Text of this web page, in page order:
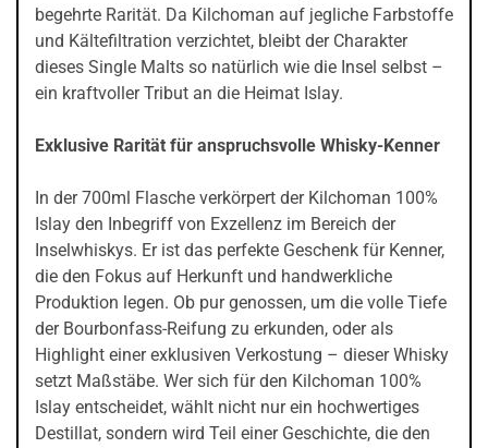
begehrte Rarität. Da Kilchoman auf jegliche Farbstoffe
und Kältefiltration verzichtet, bleibt der Charakter
dieses Single Malts so natürlich wie die Insel selbst –
ein kraftvoller Tribut an die Heimat Islay.
Exklusive Rarität für anspruchsvolle Whisky-Kenner
In der 700ml Flasche verkörpert der Kilchoman 100%
Islay den Inbegriff von Exzellenz im Bereich der
Inselwhiskys. Er ist das perfekte Geschenk für Kenner,
die den Fokus auf Herkunft und handwerkliche
Produktion legen. Ob pur genossen, um die volle Tiefe
der Bourbonfass-Reifung zu erkunden, oder als
Highlight einer exklusiven Verkostung – dieser Whisky
setzt Maßstäbe. Wer sich für den Kilchoman 100%
Islay entscheidet, wählt nicht nur ein hochwertiges
Destillat, sondern wird Teil einer Geschichte, die den